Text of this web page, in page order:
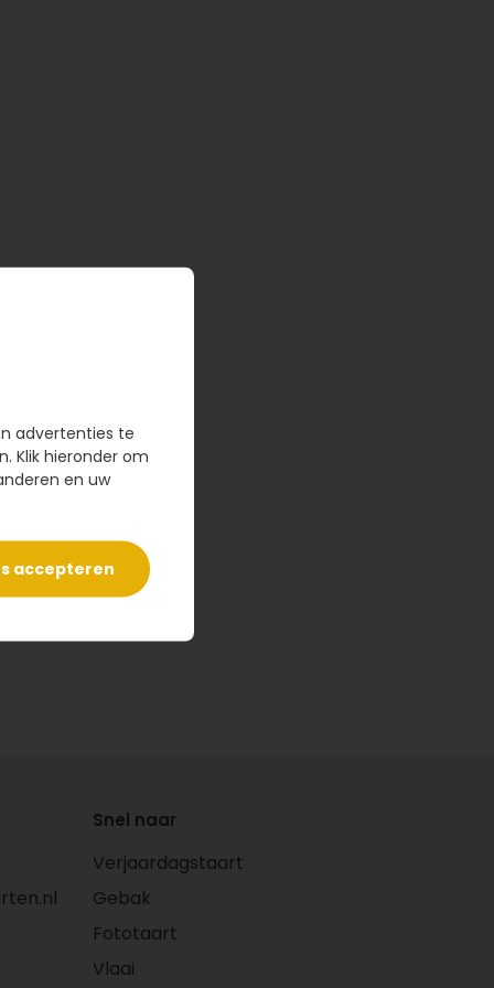
Snel naar
Verjaardagstaart
Gebak
Fototaart
Vlaai
advertenties te
Klik hieronder om
en uw
accepteren